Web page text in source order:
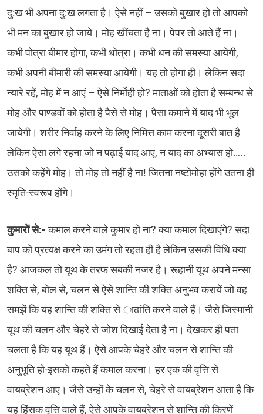
दु:ख भी अपना दु:ख लगता है। ऐसे नहीं – उसको बुखार हो तो आपको
भी मन का बुखार हो जाये। मोह खींचता है ना। पेपर तो आते हैं ना।
कभी पोत्रा बीमार होगा, कभी धोत्रा। कभी धन की समस्या आयेगी,
कभी अपनी बीमारी की समस्या आयेगी। यह तो होगा ही। लेकिन सदा
न्यारे रहें, मोह में न आएं – ऐसे निर्मोही हो? माताओं को होता है सम्बन्ध से
मोह और पाण्डवों को होता है पैसे से मोह। पैसा कमाने में याद भी भूल
जायेगी। शरीर निर्वाह करने के लिए निमित्त काम करना दूसरी बात है
लेकिन ऐसा लगे रहना जो न पढ़ाई याद आए, न याद का अभ्यास हो…..
उसको कहेंगे मोह। तो मोह तो नहीं है ना! जितना नष्टोमोहा होंगे उतना ही
स्मृति-स्वरूप होंगे।
कुमारों से:-कमाल करने वाले कुमार हो ना? क्या कमाल दिखाएंगे? सदा
बाप को प्रत्यक्ष करने का उमंग तो रहता ही है लेकिन उसकी विधि क्या
है? आजकल तो यूथ के तरफ सबकी नजर है। रूहानी यूथ अपने मन्सा
शक्ति से, बोल से, चलन से ऐसे शान्ति की शक्ति अनुभव करायें जो वह
समझें कि यह शान्ति की शक्ति से ाढांति करने वाले हैं। जैसे जिस्मानी
यूथ की चलन और चेहरे से जोश दिखाई देता है ना। देखकर ही पता
चलता है कि यह यूथ हैं। ऐसे आपके चेहरे और चलन से शान्ति की
अनुभूति हो-इसको कहते हैं कमाल करना। हर एक की वृत्ति से
वायब्रेशन आए। जैसे उन्हों के चलन से, चेहरे से वायब्रेशन आता है कि
यह हिंसक वृत्ति वाले हैं, ऐसे आपके वायब्रेशन से शान्ति की किरणें